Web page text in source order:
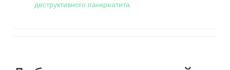
деструктивного панкреатита